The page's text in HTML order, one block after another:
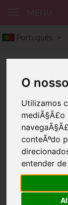
O
Utilizamos
mediÃ§Ã£o
conteÃºdo
entender
Português
Conta com
Conta
bráška"